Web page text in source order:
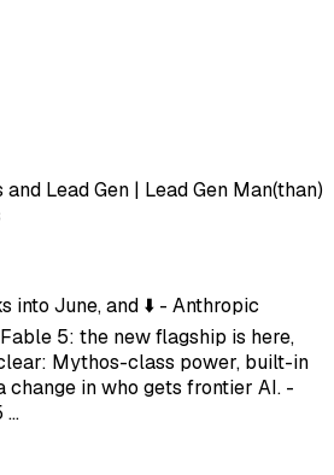
Lead Gen | Lead Gen Man(than)
into June, and ⬇️ - Anthropic
5: the new flagship is here,
Mythos-class power, built-in
change in who gets frontier AI. -
…